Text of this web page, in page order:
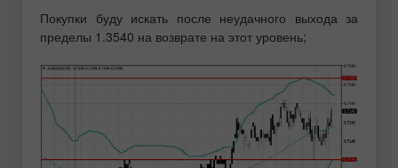
Покупки буду искать после неудачного выхода за
пределы 1.3540 на возврате на этот уровень;